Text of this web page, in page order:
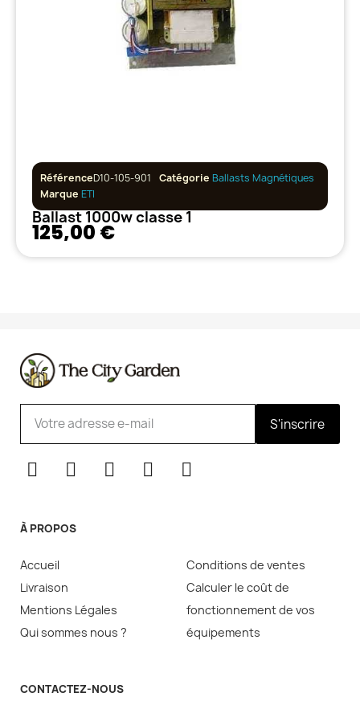
RéférenceD10-105-901 Catégorie Ballasts Magnétiques
Marque ETI
Ballast 1000w classe 1
125,00 €
S'inscrire
À PROPOS
Accueil
Livraison
Mentions Légales
Qui sommes nous ?
Conditions de ventes
Calculer le coût de
fonctionnement de vos
équipements
CONTACTEZ-NOUS